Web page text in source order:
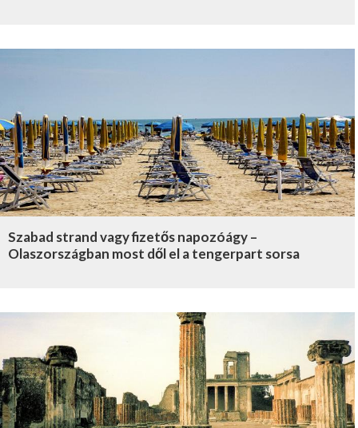
Szabad strand vagy fizetős napozóágy –
Olaszországban most dől el a tengerpart sorsa